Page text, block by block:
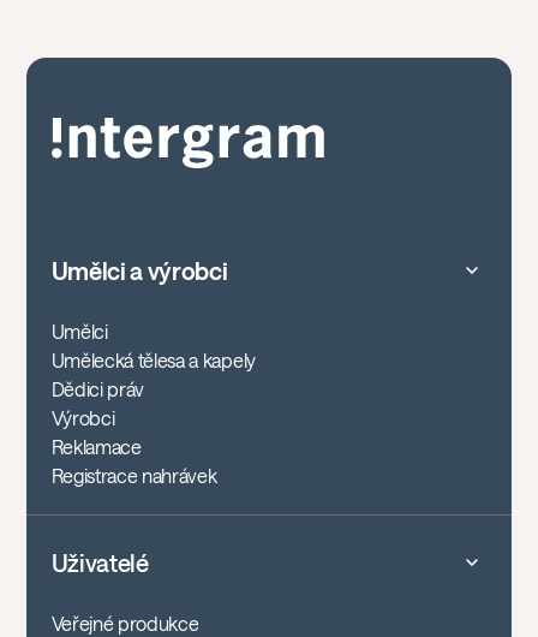
Umělci a výrobci
Umělci
Umělecká tělesa a kapely
Dědici práv
Výrobci
Reklamace
Registrace nahrávek
Uživatelé
Veřejné produkce